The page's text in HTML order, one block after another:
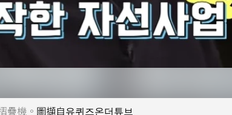
疊機。 圖擷自유퀴즈온더튜브